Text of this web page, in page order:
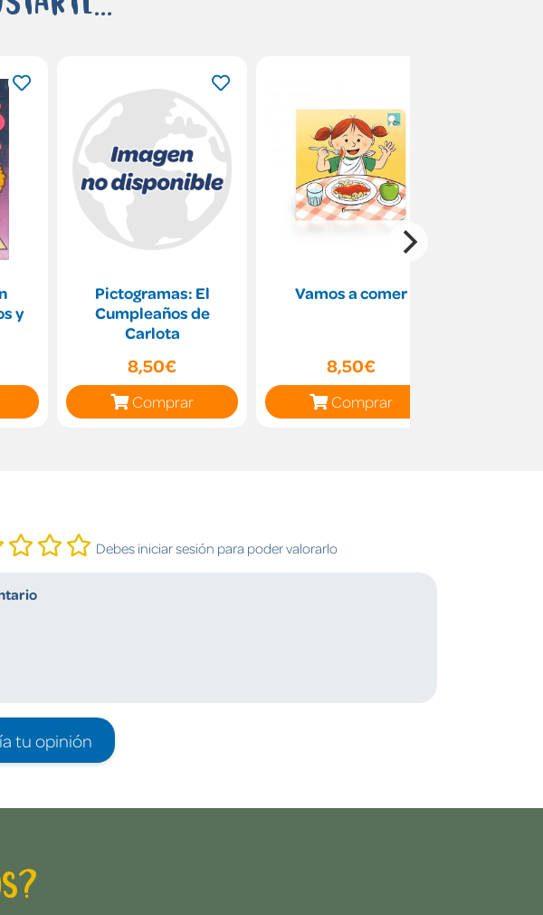
y
Pictogramas: El
Cumpleaños de
Carlota
8,50€
Comprar
Vamos a comer
8,50€
Comprar
Debes iniciar sesión para poder valorarlo
tu opinión